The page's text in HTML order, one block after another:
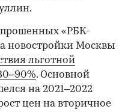
«РБК-
новостройки Москвы
льготной
. Основной
на 2021–2022
цен на вторичное